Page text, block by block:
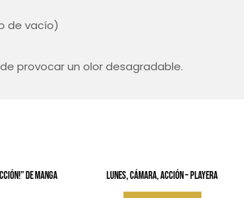
de vacío)
provocar un olor desagradable.
de manga
Lunes, Cámara, Acción – Playera